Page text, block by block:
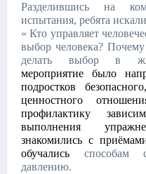
Разделившись на
испытания, ребята
« Кто управляет
выбор человека?
делать выбор в
мероприятие было
подростков
ценностного
профилактику
выполнения
знакомились с
обучались способам
давлению.